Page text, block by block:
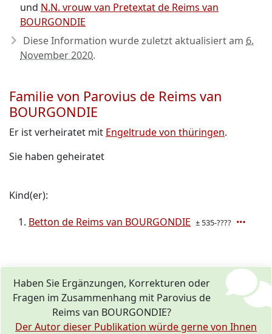
und N.N. vrouw van Pretextat de Reims van
BOURGONDIE
Diese Information wurde zuletzt aktualisiert am 6.
November 2020.
Familie von Parovius de Reims van
BOURGONDIE
Er ist verheiratet mit Engeltrude von thüringen.
Sie haben geheiratet
Kind(er):
Betton de Reims van BOURGONDIE ± 535-????
Haben Sie Ergänzungen, Korrekturen oder
Fragen im Zusammenhang mit Parovius de
Reims van BOURGONDIE?
Der Autor dieser Publikation würde gerne von Ihnen